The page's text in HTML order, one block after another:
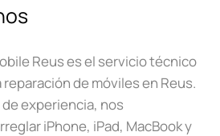
Reus es el servicio técnico
de móviles en Reus.
experiencia, nos
iPhone, iPad, MacBook y